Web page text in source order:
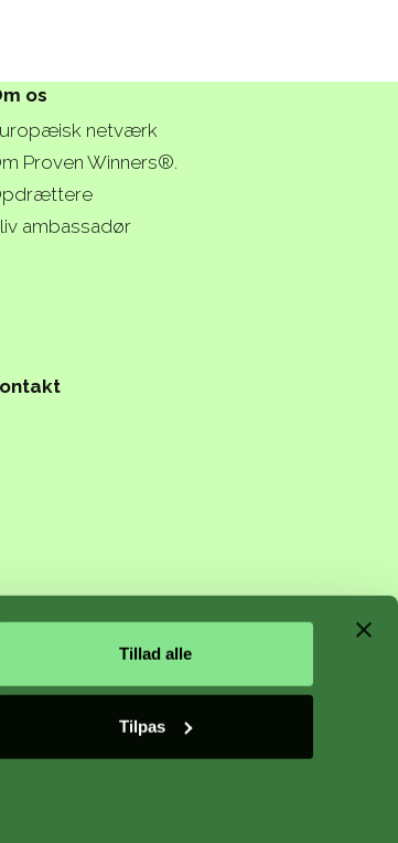
Tillad alle
Tilpas
os
netværk
Proven Winners®.
ambassadør